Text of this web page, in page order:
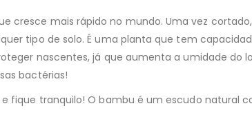
cresce mais rápido no mundo. Uma vez
tipo de solo. É uma planta que tem
nascentes, já que aumenta a umidade
bactérias!
fique tranquilo! O bambu é um escudo natural